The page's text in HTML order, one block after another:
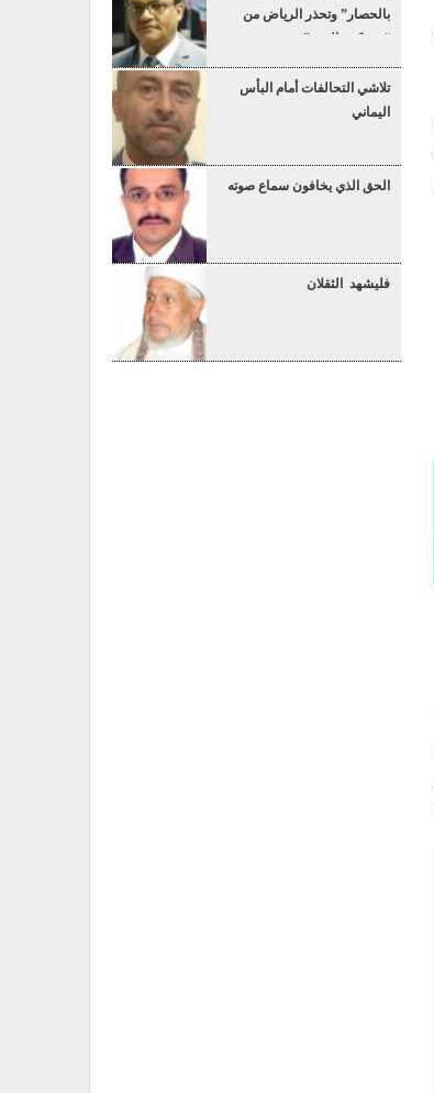
بالحصار” وتحذر الرياض من
“عسكرة البحر”
تلاشي التحالفات أمام البأس
اليماني
الحق الذي يخافون سماع صوته
فليشهد الثقلان